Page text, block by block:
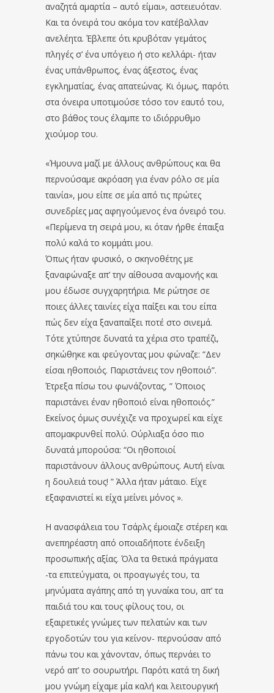
αναζητά αμαρτία – αυτό είμαι», αστειευόταν.
Και τα όνειρά του ακόμα τον κατέβαλλαν
ανελέητα. Έβλεπε ότι κρυβόταν γεμάτος
πληγές σ’ ένα υπόγειο ή στο κελλάρι- ήταν
ένας υπάνθρωπος, ένας άξεστος, ένας
εγκληματίας, ένας απατεώνας. Κι όμως, παρότι
στα όνειρα υποτιμούσε τόσο τον εαυτό του,
στο βάθος τους έλαμπε το ιδιόρρυθμο
χιούμορ του.
«Ήμουνα μαζί με άλλους ανθρώπους και θα
περνούσαμε ακρόαση για έναν ρόλο σε μία
ταινία», μου είπε σε μία από τις πρώτες
συνεδρίες μας αφηγούμενος ένα όνειρό του.
«Περίμενα τη σειρά μου, κι όταν ήρθε έπαιξα
πολύ καλά το κομμάτι μου.
Όπως ήταν φυσικό, ο σκηνοθέτης με
ξαναφώναξε απ’ την αίθουσα αναμονής και
μου έδωσε συγχαρητήρια. Με ρώτησε σε
ποιες άλλες ταινίες είχα παίξει και του είπα
πώς δεν είχα ξαναπαίξει ποτέ στο σινεμά.
Τότε χτύπησε δυνατά τα χέρια στο τραπέζι,
σηκώθηκε και φεύγοντας μου φώναζε: “Δεν
είσαι ηθοποιός. Παριστάνεις τον ηθοποιό”.
Έτρεξα πίσω του φωνάζοντας, ” Όποιος
παριστάνει έναν ηθοποιό είναι ηθοποιός.”
Εκείνος όμως συνέχιζε να προχωρεί και είχε
απομακρυνθεί πολύ. Ούρλιαξα όσο πιο
δυνατά μπορούσα: “Οι ηθοποιοί
παριστάνουν άλλους ανθρώπους. Αυτή είναι
η δουλειά τους! ” Άλλα ήταν μάταιο. Είχε
εξαφανιστεί κι είχα μείνει μόνος ».
Η ανασφάλεια του Τσάρλς έμοιαζε στέρεη και
ανεπηρέαστη από οποιαδήποτε ένδειξη
προσωπικής αξίας. Όλα τα θετικά πράγματα
-τα επιτεύγματα, οι προαγωγές του, τα
μηνύματα αγάπης από τη γυναίκα του, απ’ τα
παιδιά του και τους φίλους του, οι
εξαιρετικές γνώμες των πελατών και των
εργοδοτών του για κείνον- περνούσαν από
πάνω του και χάνονταν, όπως περνάει το
νερό απ’ το σουρωτήρι. Παρότι κατά τη δική
μου γνώμη είχαμε μία καλή και λειτουργική